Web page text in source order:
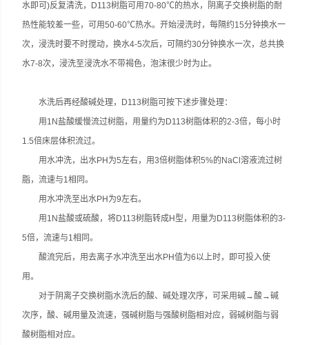
水即可)反复清洗，D113树脂可用70-80℃的热水，阴离子交换树脂的耐
热性能较差一些，可用50-60℃热水。开始浸洗时，每隔约15分钟换水一
次，浸洗时要不时搅动，换水4-5次后，可隔约30分钟换水一次，总共换
水7-8次，浸洗至浸洗水不带褐色，泡沫很少时为止。
水洗后再经酸碱处理，D113树脂可按下述步骤处理：
用1N盐酸缓慢流过树脂，用量约为D113树脂体积的2-3倍，每小时
1.5倍床层体积流过。
用水冲洗，出水PH为5左右，用3倍树脂体积5%的NaCl溶液流过树
脂，流速与1相同。
用水冲洗至出水PH为9左右。
用1N盐酸或硫酸，将D113树脂转成H型，用量为D113树脂体积的3-
5倍，流速与1相同。
酸流完后，用去离子水冲洗至出水PH值为6以上时，即可投入使
用。
对于阴离子交换树脂水洗后的酸、碱处理次序，可采用碱→酸→碱
次序，酸、碱用量及流速，强碱树脂与强酸树脂相对应，弱碱树脂与弱
酸树脂相对应。